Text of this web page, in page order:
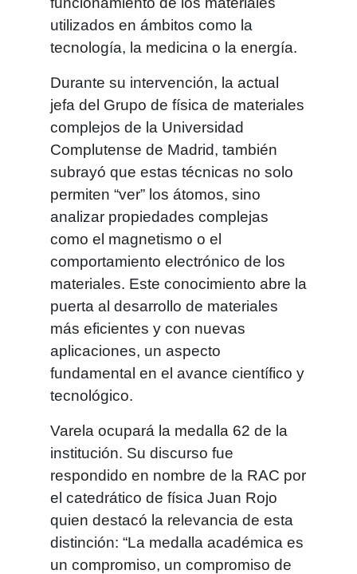
utilizados en ámbitos como la
tecnología, la medicina o la energía.
Durante su intervención, la actual
jefa del Grupo de física de materiales
complejos de la Universidad
Complutense de Madrid, también
subrayó que estas técnicas no solo
permiten “ver” los átomos, sino
analizar propiedades complejas
como el magnetismo o el
comportamiento electrónico de los
materiales. Este conocimiento abre la
puerta al desarrollo de materiales
más eficientes y con nuevas
aplicaciones, un aspecto
fundamental en el avance científico y
tecnológico.
Varela ocupará la medalla 62 de la
institución. Su discurso fue
respondido en nombre de la RAC por
el catedrático de física Juan Rojo
quien destacó la relevancia de esta
distinción: “La medalla académica es
un compromiso, un compromiso de